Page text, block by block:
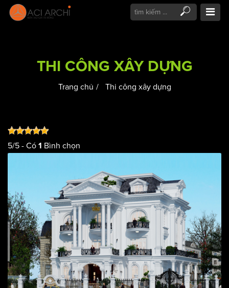
THI CÔNG XÂY DỰNG
Trang chủ Thi công xây dựng
5/5 - Có 1 Bình chọn